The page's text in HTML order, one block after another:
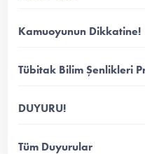
Kamuoyunun Dikkatine!
Tübitak Bilim Şenlikleri
DUYURU!
Tüm Duyurular